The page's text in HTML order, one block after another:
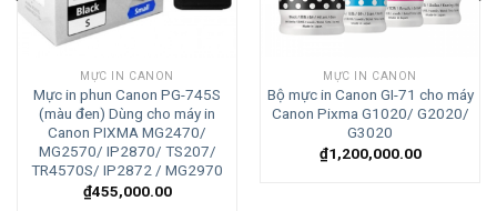
MỰC IN CANON
Mực in phun Canon PG-745S
(màu đen) Dùng cho máy in
Canon PIXMA MG2470/
MG2570/ IP2870/ TS207/
TR4570S/ IP2872 / MG2970
₫455,000.00
MỰC IN CANON
Bộ mực in Canon GI-71 cho máy
Canon Pixma G1020/ G2020/
G3020
₫1,200,000.00